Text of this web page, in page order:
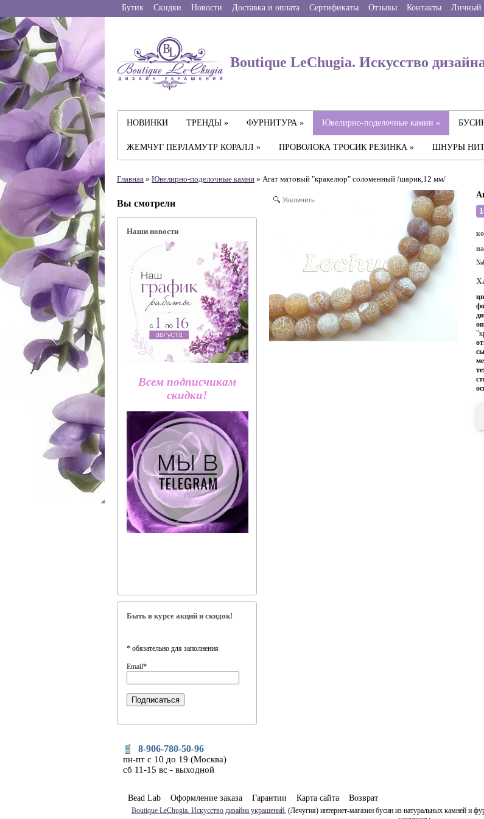
Бутик Скидки Новости Доставка и оплата Сертификаты Отзывы Контакты Личный
Boutique LeChugia. Искусство
НОВИНКИ ТРЕНДЫ » ФУРНИТУРА » Ювелирно-поделочные камни »
ЖЕМЧУГ ПЕРЛАМУТР КОРАЛЛ » ПРОВОЛОКА ТРОСИК РЕЗИНКА » ШНУРЫ
Главная » Ювелирно-поделочные камни » Агат матовый "кракелюр" соломенный /шарик,12 мм/
Вы смотрели
Наши новости
Всем подписчикам
скидки!
Быть в курсе акций и скидок!
* обязательно для заполнения
Email*
Увеличить
8-906-780-50-96
пн-пт с 10 до 19 (Москва)
сб 11-15 вс - выходной
Bead Lab Оформление заказа Гарантии Карта сайта Возврат
Boutique LeChugia. Искусство дизайна украшений. (Лечугия) интернет-магазин бусин из натуральных камней и